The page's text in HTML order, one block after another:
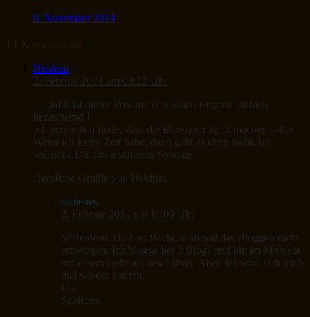
9. November 2014
Heidrun
2. Februar 2014 um 08:22 Uhr
… dafür ist dieser Post mit den süßen Engerln einfach
bezaubernd !
Ich persönlich finde, dass die Bloggerei Spaß machen sollte.
Wenn ich keine Zeit habe, dann geht es eben nicht. Ich
wünsche Dir einen schönen Sonntag.
Herzliche Grüßle von Heidrun
sabienes
3. Februar 2014 um 11:09 Uhr
@Heidrun: Du hast Recht, man soll das Bloggen nicht
erzwingen. Ich blogge bei 3 Blogs und bin im Moment
mit einem mehr als beschäftigt. Aber das wird sich auch
mal wieder ändern.
LG
Sabienes